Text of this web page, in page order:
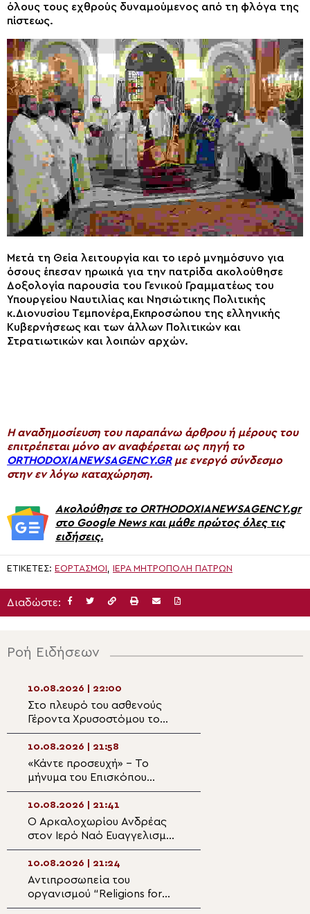
όλους τους εχθρούς δυναμούμενος από τη φλόγα της
πίστεως.
Μετά τη Θεία λειτουργία και το ιερό μνημόσυνο για
όσους έπεσαν ηρωικά για την πατρίδα ακολούθησε
Δοξολογία παρουσία του Γενικού Γραμματέως του
Υπουργείου Ναυτιλίας και Νησιώτικης Πολιτικής
κ.Διονυσίου Τεμπονέρα,Εκπροσώπου της ελληνικής
Κυβερνήσεως και των άλλων Πολιτικών και
Στρατιωτικών και λοιπών αρχών.
H αναδημοσίευση του παραπάνω άρθρου ή μέρους του
επιτρέπεται μόνο αν αναφέρεται ως πηγή το
ORTHODOXIANEWSAGENCY.GRμε ενεργό σύνδεσμο
στην εν λόγω καταχώρηση.
Ακολούθησε το ORTHODOXIANEWSAGENCY.gr
στο Google News και μάθε πρώτος όλες τις
ειδήσεις.
ΕΤΙΚΈΤΕΣ: ΕΟΡΤΑΣΜΟΙ , ΙΕΡΑ ΜΗΤΡΟΠΟΛΗ ΠΑΤΡΩΝ
Διαδώστε:
Ροή Ειδήσεων
10.08.2026 | 22:00
Στο πλευρό του ασθενούς
Γέροντα Χρυσοστόμου το
Πατριαρχείο Ιεροσολύμων
10.08.2026 | 21:58
«Κάντε προσευχή» – Το
μήνυμα του Επισκόπου
Άσσου Τιμοθέου προς τους
Έλληνες μετά τον φονικό
σεισμό των 7,4 Ρίχτερ στην
Κολομβία
10.08.2026 | 21:41
Ο Αρκαλοχωρίου Ανδρέας
στον Ιερό Ναό Ευαγγελισμού
της Θεοτόκου στα Κάτω
Καστελλιανά Μονοφατσίου
10.08.2026 | 21:24
Αντιπροσωπεία του
οργανισμού “Religions for
Peace Europe” στον